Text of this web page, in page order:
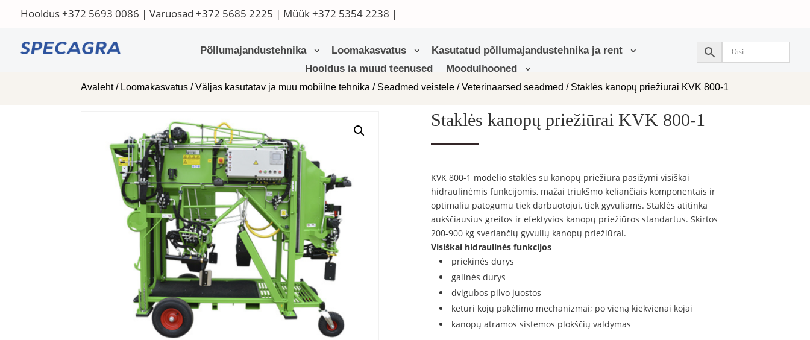
Hooldus+372 5693 0086 | Varuosad +372 5685 2225 | Müük+372 5354 2238 |
Põllumajandustehnika Loomakasvatus
Kasutatud põllumajandustehnika ja rent
Hooldus ja muud teenused
Moodulhooned
Avaleht/ Loomakasvatus /Väljas kasutatav ja muu mobiilne tehnika / Seadmed veistele /Veterinaarsed seadmed / Staklės kanopų priežiūrai KVK 800-1
Staklės kanopų priežiūrai KVK 800-1
KVK 800-1 modelio staklės su kanopų priežiūra pasižymi visiškai
hidraulinėmis funkcijomis, mažai triukšmo keliančiais komponentais ir
optimaliu patogumu tiek darbuotojui, tiek gyvuliams. Staklės atitinka
aukščiausius greitos ir efektyvios kanopų priežiūros standartus. Skirtos
200-900 kg sveriančių gyvulių kanopų priežiūrai.
Visiškai hidraulinės funkcijos
priekinės durys
galinės durys
dvigubos pilvo juostos
keturi kojų pakėlimo mechanizmai; po vieną kiekvienai kojai
kanopų atramos sistemos plokščių valdymas